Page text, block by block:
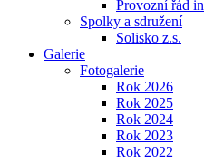
Provozní řád
Spolky a sdružení
Solisko z.s.
Galerie
Fotogalerie
Rok 2026
Rok 2025
Rok 2024
Rok 2023
Rok 2022